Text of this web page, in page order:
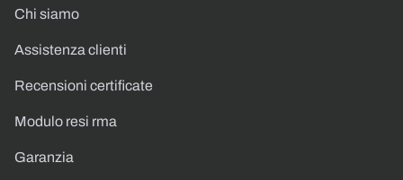
Chi siamo
Assistenza clienti
Recensioni certificate
Modulo resi rma
Garanzia